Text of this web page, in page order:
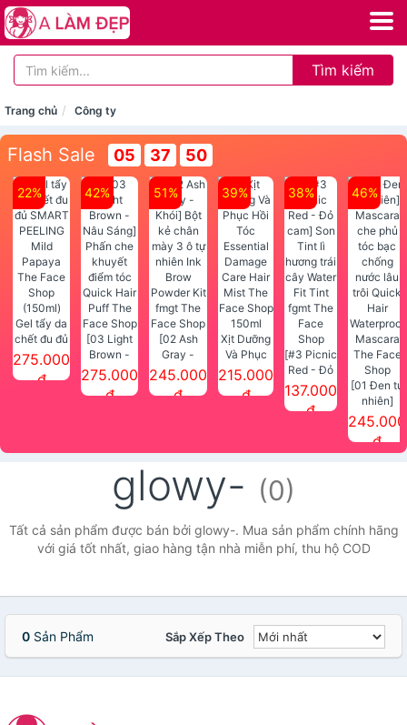
Tìm kiếm
Trang chủ Công ty
Flash Sale 05 37 50
22%
Gel tẩy da
chết đu đủ
SMART
PEELING
275.000
đ
42%
[03 Light
Brown -
Nâu Sáng]
Phấn che
275.000
đ
51%
[02 Ash
Gray -
Khói] Bột
kẻ chân
Face Shop
245.000
đ
39%
Xịt Dưỡng
Và Phục
Hồi Tóc
Essential
215.000
đ
38%
[#3 Picnic
Red - Đỏ
cam] Son
137.000
đ
46%
[01 Đen tự
nhiên]
Mascara
che phủ
Waterproof
Mascara
The Face
245.000
đ
glowy- (0)
Tất cả sản phẩm được bán bởi glowy-. Mua sản phẩm chính hãng
với giá tốt nhất, giao hàng tận nhà miễn phí, thu hộ COD
0 Sản Phẩm Sắp Xếp Theo